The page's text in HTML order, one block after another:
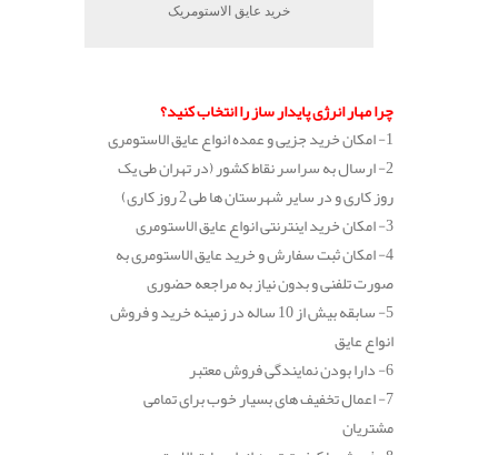
خرید عایق الاستومریک
چرا مهار انرژی پایدار ساز را انتخاب کنید؟
1- امکان خرید جزیی و عمده انواع عایق الاستومری
2- ارسال به سراسر نقاط کشور (در تهران طی یک
روز کاری و در سایر شهرستان ها طی 2 روز کاری)
3- امکان خرید اینترنتی انواع عایق الاستومری
4- امکان ثبت سفارش و خرید عایق الاستومری به
صورت تلفنی و بدون نیاز به مراجعه حضوری
5- سابقه بیش از 10 ساله در زمینه خرید و فروش
انواع عایق
6- دارا بودن نمایندگی فروش معتبر
7- اعمال تخفیف های بسیار خوب برای تمامی
مشتریان